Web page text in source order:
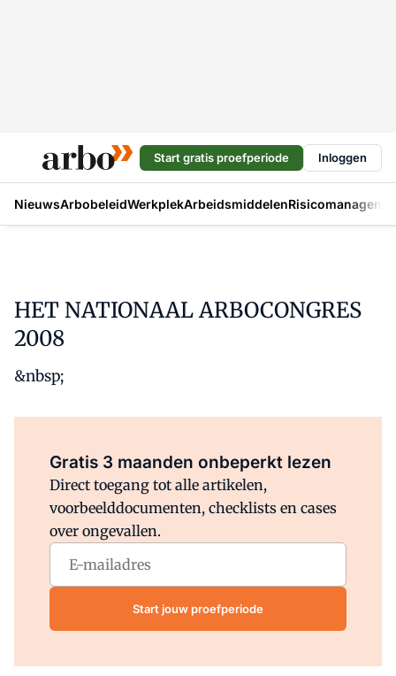
Start gratis proefperiode Inloggen
NieuwsArbobeleidWerkplekArbeidsmiddelen
HET NATIONAAL ARBOCONGRES
2008
&nbsp;
Gratis 3 maanden onbeperkt lezen
Direct toegang tot alle artikelen,
voorbeelddocumenten, checklists en cases
over ongevallen.
Start jouw proefperiode